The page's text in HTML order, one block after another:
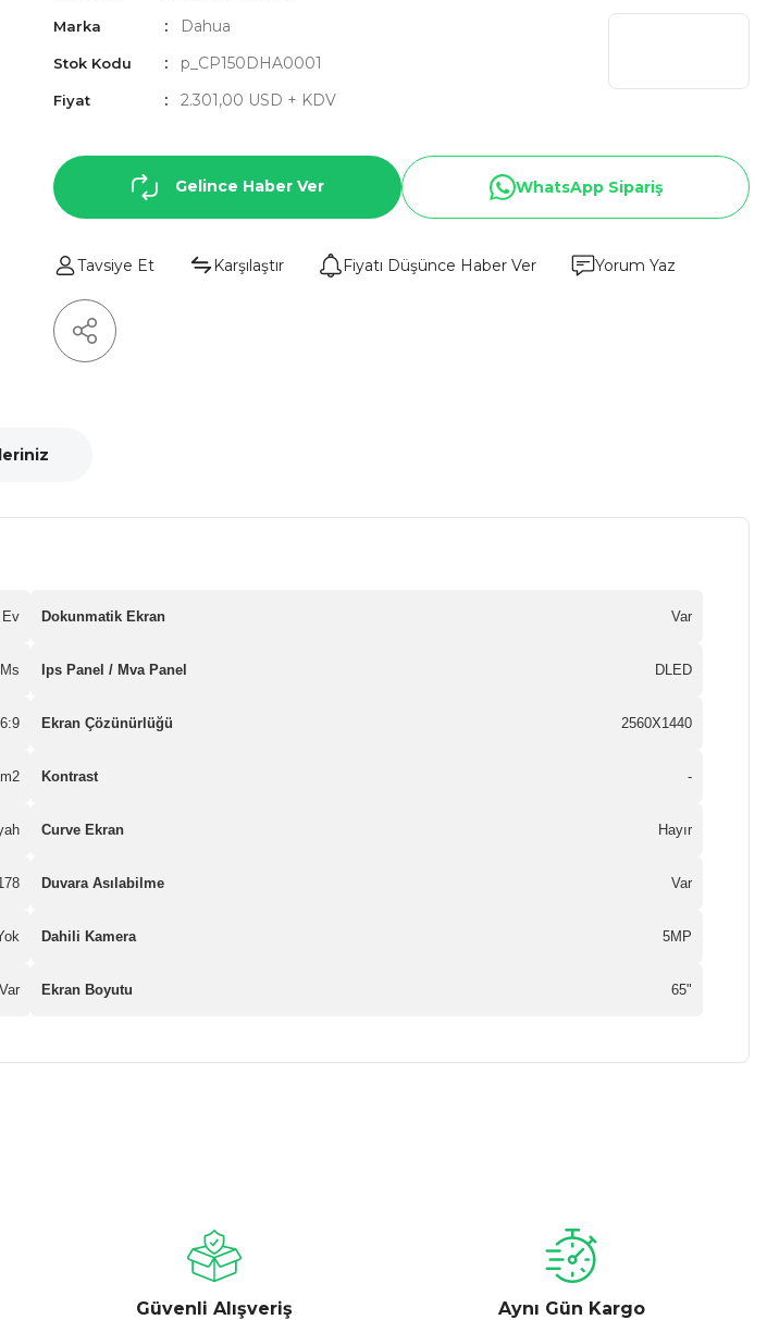
Marka Dahua
Stok Kodu p_CP150DHA0001
Fiyat 2.301,00 USD + KDV
Gelince Haber Ver WhatsApp Sipariş
Tavsiye Et Karşılaştır Fiyatı Düşünce Haber Ver Yorum Yaz
Ev Dokunmatik Ekran Var
Ips Panel / Mva Panel DLED
Ekran Çözünürlüğü 2560X1440
Kontrast -
Curve Ekran Hayır
Duvara Asılabilme Var
Dahili Kamera 5MP
Var Ekran Boyutu 65"
Güvenli Alışveriş Aynı Gün Kargo